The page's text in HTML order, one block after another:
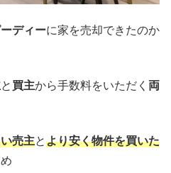
ディーに家を売却できたのか
と 買主から手数料をいただく 両
売主とより安く物件を買いた